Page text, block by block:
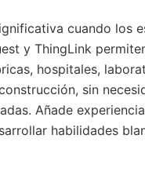
cuando los
y ThingLink
hospitales,
sin
Añade
habilidades